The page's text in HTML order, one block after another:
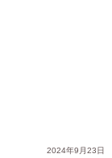
2024年9月23日